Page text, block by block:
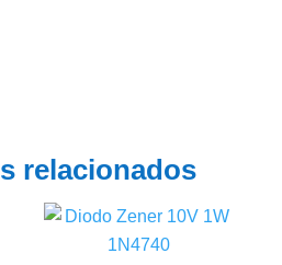
relacionados